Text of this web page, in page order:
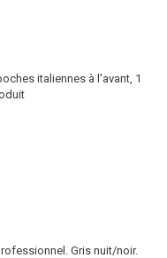
italiennes à l'avant, 1
Gris nuit/noir.